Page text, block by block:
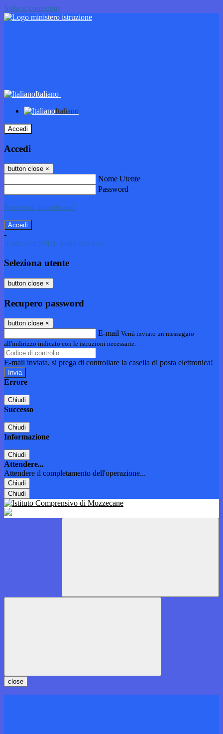
Salta al contenuto
Italiano
Italiano
Accedi
Accedi
button close ×
Nome Utente
Password
Password dimenticata?
-
Entra con SPID Entra con CIE
Seleziona utente
button close ×
Recupero password
button close ×
E-mail Verrà inviato un messaggio
all'indirizzo indicato con le istruzioni necessarie.
E-mail inviata, si prega di controllare la casella di posta elettronica!
Errore
Chiudi
Successo
Chiudi
Informazione
Chiudi
Attendere...
Attendere il completamento dell'operazione...
Chiudi
Chiudi
close